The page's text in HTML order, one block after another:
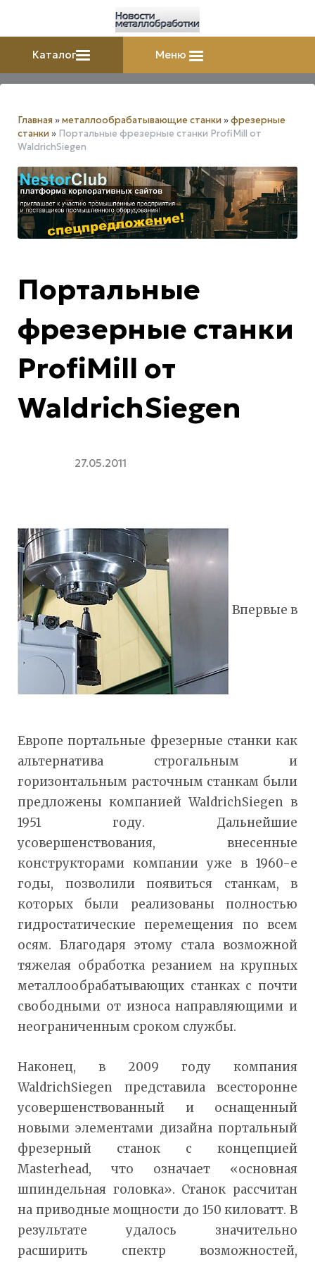
Каталог Меню
Главная »металлообрабатывающие станки »фрезерные
станки » Портальные фрезерные станки ProfiMill от
WaldrichSiegen
Портальные
фрезерные станки
ProfiMill от
WaldrichSiegen
27.05.2011
Впервые в
Европе портальные фрезерные станки как
альтернатива строгальным и
горизонтальным расточным станкам были
предложены компанией WaldrichSiegen в
1951 году. Дальнейшие
усовершенствования, внесенные
конструкторами компании уже в 1960-е
годы, позволили появиться станкам, в
которых были реализованы полностью
гидростатические перемещения по всем
осям. Благодаря этому стала возможной
тяжелая обработка резанием на крупных
металлообрабатывающих станках с почти
свободными от износа направляющими и
неограниченным сроком службы.
Наконец, в 2009 году компания
WaldrichSiegen представила всесторонне
усовершенствованный и оснащенный
новыми элементами дизайна портальный
фрезерный станок с концепцией
Masterhead, что означает «основная
шпиндельная головка». Станок рассчитан
на приводные мощности до 150 киловатт. В
результате удалось значительно
расширить спектр возможностей,